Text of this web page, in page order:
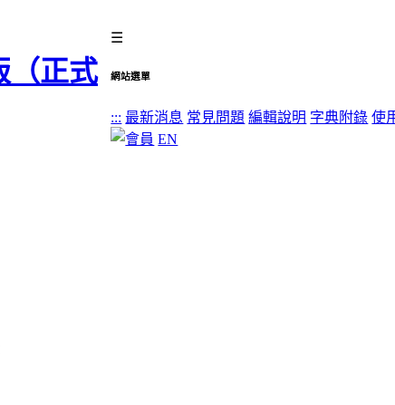
☰
網站選單
::: 最新消息 常見問題 編輯說明 字典附錄 使
EN